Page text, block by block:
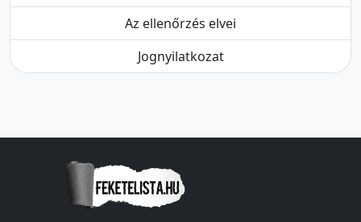
Az ellenőrzés elvei
Jognyilatkozat